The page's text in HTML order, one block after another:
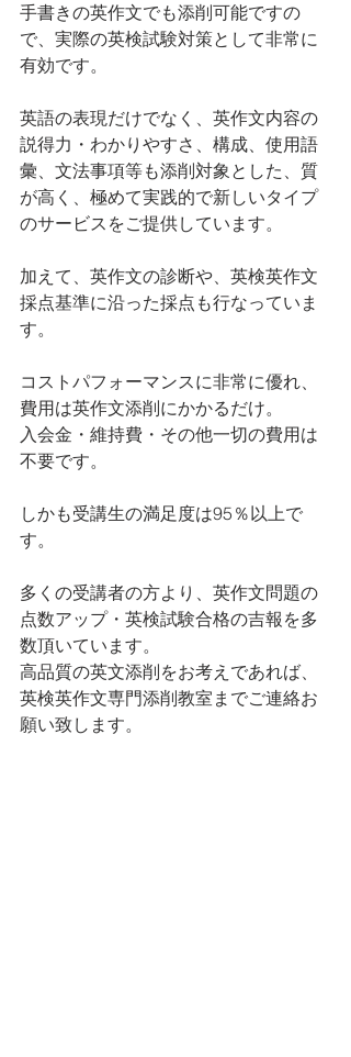
手書きの英作文でも添削可能ですの
で、実際の英検試験対策として非常に
有効です。
英語の表現だけでなく、英作文内容の
説得力・わかりやすさ、構成、使用語
彙、文法事項等も添削対象とした、質
が高く、極めて実践的で新しいタイプ
のサービスをご提供しています。
加えて、英作文の診断や、英検英作文
採点基準に沿った採点も行なっていま
す。
コストパフォーマンスに非常に優れ、
費用は英作文添削にかかるだけ。
入会金・維持費・その他一切の費用は
不要です。
しかも受講生の満足度は95％以上で
す。
多くの受講者の方より、英作文問題の
点数アップ・英検試験合格の吉報を多
数頂いています。
高品質の英文添削をお考えであれば、
英検英作文専門添削教室までご連絡お
願い致します。